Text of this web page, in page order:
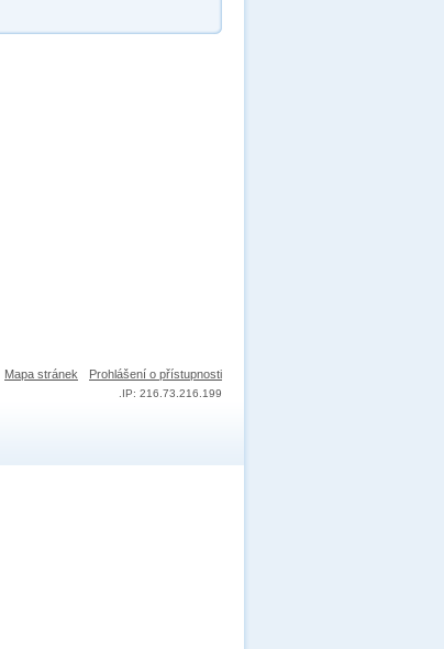
Mapa stránek Prohlášení o přístupnosti
IP: 216.73.216.199